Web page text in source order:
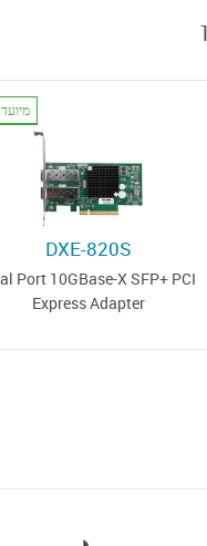
DXE-820S
Port 10GBase-X SFP+ PCI
Express Adapter